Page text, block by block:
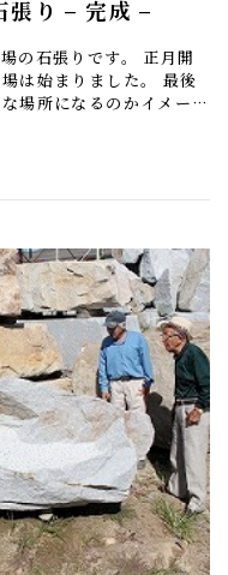
り – 完成 –
の石張りです。 正月開
は始まりました。 最後
場所になるのかイメージ